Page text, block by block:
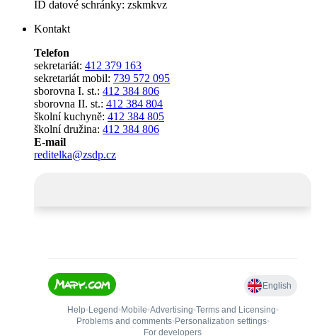
ID datové schránky: zskmkvz
Kontakt
Telefon
sekretariát: 412 379 163
sekretariát mobil: 739 572 095
sborovna I. st.: 412 384 806
sborovna II. st.: 412 384 804
školní kuchyně: 412 384 805
školní družina: 412 384 806
E-mail
reditelka@zsdp.cz